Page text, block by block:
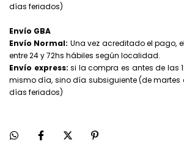
días feriados)
Envío GBA
Envío Normal: Una vez acreditado el pago,
entre 24 y 72hs hábiles según localidad.
Envío express: si la compra es antes de las
mismo día, sino día subsiguiente (de martes
días feriados)